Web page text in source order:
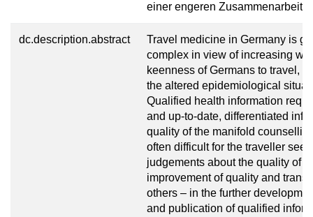
einer engeren Zusammenarbeit
dc.description.abstract
Travel medicine in Germany is
complex in view of increasing
keenness of Germans to travel,
the altered epidemiological
Qualified health information
and up-to-date, differentiated
quality of the manifold
often difficult for the traveller
judgements about the quality of
improvement of quality and
others – in the further
and publication of qualified